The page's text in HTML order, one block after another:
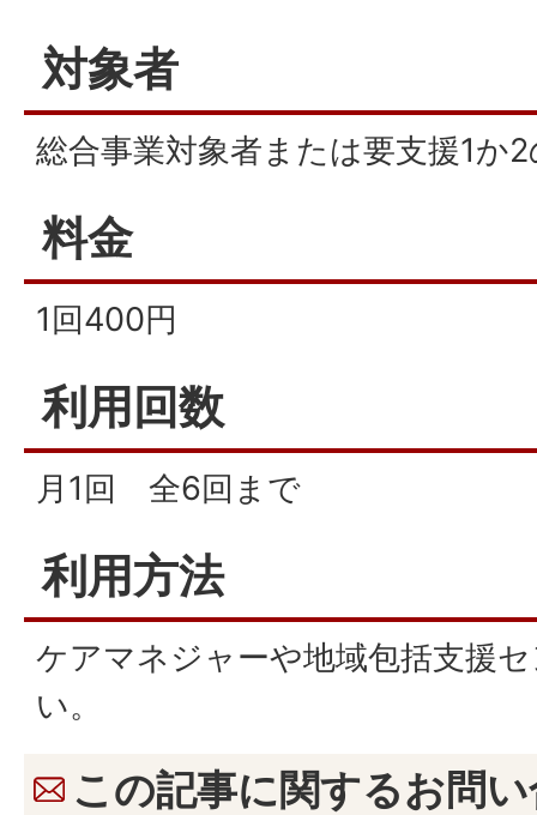
対象者
総合事業対象者または要支援1か
料金
1回400円
利用回数
月1回 全6回まで
利用方法
ケアマネジャーや地域包括支援
い。
この記事に関するお問